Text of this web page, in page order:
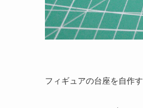
フィギュアの台座を自作